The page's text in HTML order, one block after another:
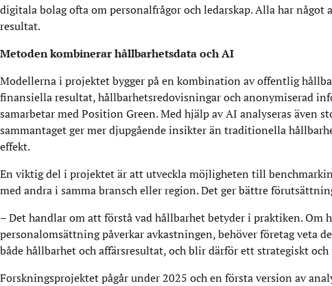
digitala bolag ofta om personalfrågor och ledarskap. Alla har
resultat.
Metoden kombinerar hållbarhetsdata och AI
Modellerna i projektet bygger på en kombination av offentlig
finansiella resultat, hållbarhetsredovisningar och anonymiserad
samarbetar med Position Green. Med hjälp av AI analyseras även
sammantaget ger mer djupgående insikter än traditionella
effekt.
En viktig del i projektet är att utveckla möjligheten till
med andra i samma bransch eller region. Det ger bättre
– Det handlar om att förstå vad hållbarhet betyder i praktiken.
personalomsättning påverkar avkastningen, behöver företag veta
både hållbarhet och affärsresultat, och blir därför ett strategiskt
Forskningsprojektet pågår under 2025 och en första version av